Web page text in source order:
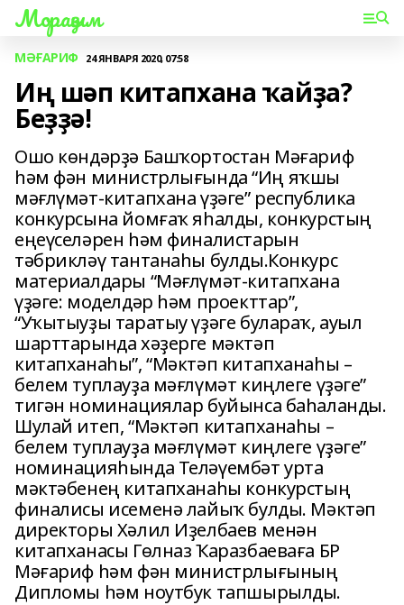
Мораҙым
МӘҒАРИФ 24 ЯНВАРЯ 2020, 07:58
Иң шәп китапхана ҡайҙа?
Беҙҙә!
Ошо көндәрҙә Башҡортостан Мәғариф
һәм фән министрлығында “Иң яҡшы
мәғлүмәт-китапхана үҙәге” республика
конкурсына йомғаҡ яһалды, конкурстың
еңеүселәрен һәм финалистарын
тәбрикләү тантанаһы булды.Конкурс
материалдары “Мәғлүмәт-китапхана
үҙәге: моделдәр һәм проекттар”,
“Уҡытыуҙы таратыу үҙәге булараҡ, ауыл
шарттарында хәҙерге мәктәп
китапханаһы”, “Мәктәп китапханаһы –
белем туплауҙа мәғлүмәт киңлеге үҙәге”
тигән номинациялар буйынса баһаланды.
Шулай итеп, “Мәктәп китапханаһы –
белем туплауҙа мәғлүмәт киңлеге үҙәге”
номинацияһында Теләүембәт урта
мәктәбенең китапханаһы конкурстың
финалисы исеменә лайыҡ булды. Мәктәп
директоры Хәлил Иҙелбаев менән
китапханасы Гөлназ Ҡаразбаеваға БР
Мәғариф һәм фән министрлығының
Дипломы һәм ноутбук тапшырылды.